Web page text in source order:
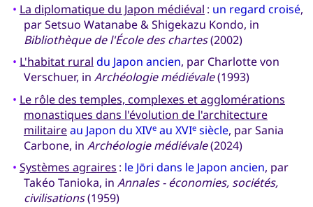
• La diplomatique du Japon médiéval : un regard croisé,
par Setsuo Watanabe & Shigekazu Kondo, in
Bibliothèque de l'École des chartes(2002)
• L'habitat rural du Japon ancien, par Charlotte von
Verschuer, in Archéologie médiévale(1993)
• Le rôle des temples, complexes et agglomérations
monastiques dans l'évolution de l'architecture
militaireau Japon du XIVeau XVIesiècle, par Sania
Carbone, in Archéologie médiévale(2024)
• Systèmes agraires : le Jōri dans le Japon ancien, par
Takéo Tanioka, in Annales - économies, sociétés,
civilisations(1959)